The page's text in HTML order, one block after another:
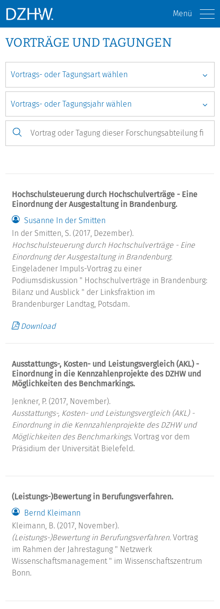
Menü
VORTRÄGE UND TAGUNGEN
Hochschulsteuerung durch Hochschulverträge - Eine
Einordnung der Ausgestaltung in Brandenburg.
Susanne In der Smitten
In der Smitten, S. (2017, Dezember).
Hochschulsteuerung durch Hochschulverträge - Eine
Einordnung der Ausgestaltung in Brandenburg.
Eingeladener Impuls-Vortrag zu einer
Podiumsdiskussion " Hochschulverträge in Brandenburg:
Bilanz und Ausblick " der Linksfraktion im
Brandenburger Landtag, Potsdam.
Download
Ausstattungs-, Kosten- und Leistungsvergleich (AKL) -
Einordnung in die Kennzahlenprojekte des DZHW und
Möglichkeiten des Benchmarkings.
Jenkner, P. (2017, November).
Ausstattungs-, Kosten- und Leistungsvergleich (AKL) -
Einordnung in die Kennzahlenprojekte des DZHW und
Möglichkeiten des Benchmarkings. Vortrag vor dem
Präsidium der Universität Bielefeld.
(Leistungs-)Bewertung in Berufungsverfahren.
Bernd Kleimann
Kleimann, B. (2017, November).
(Leistungs-)Bewertung in Berufungsverfahren. Vortrag
im Rahmen der Jahrestagung " Netzwerk
Wissenschaftsmanagement " im Wissenschaftszentrum
Bonn.